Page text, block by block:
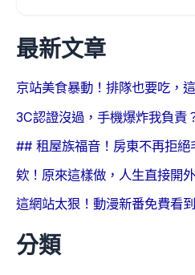
最新文章
京站美食暴動！排隊也要吃，
3C認證沒過，手機爆炸我負責
## 租屋族福音！房東不再拒絕
欸！原來這樣做，人生直接開外
這網站太狠！動漫新番免費看
分類